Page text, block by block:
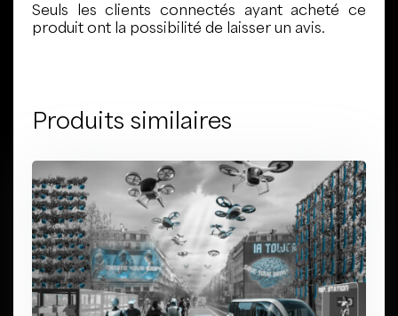
Seuls les clients connectés ayant acheté ce
produit ont la possibilité de laisser un avis.
Produits similaires